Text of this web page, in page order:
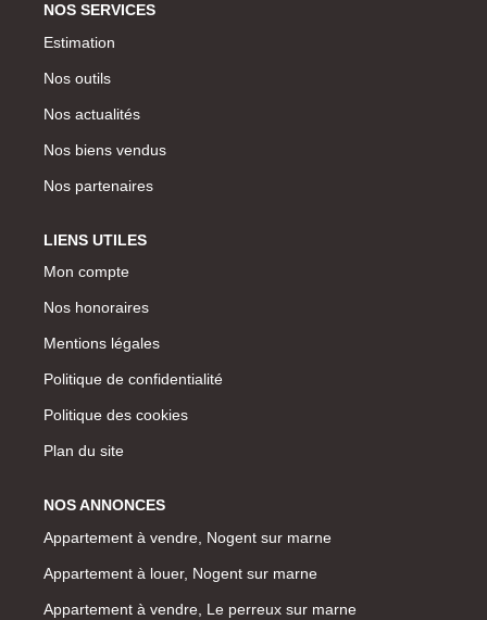
NOS SERVICES
Estimation
Nos outils
Nos actualités
Nos biens vendus
Nos partenaires
LIENS UTILES
Mon compte
Nos honoraires
Mentions légales
Politique de confidentialité
Politique des cookies
Plan du site
NOS ANNONCES
Appartement à vendre, Nogent sur marne
Appartement à louer, Nogent sur marne
Appartement à vendre, Le perreux sur marne